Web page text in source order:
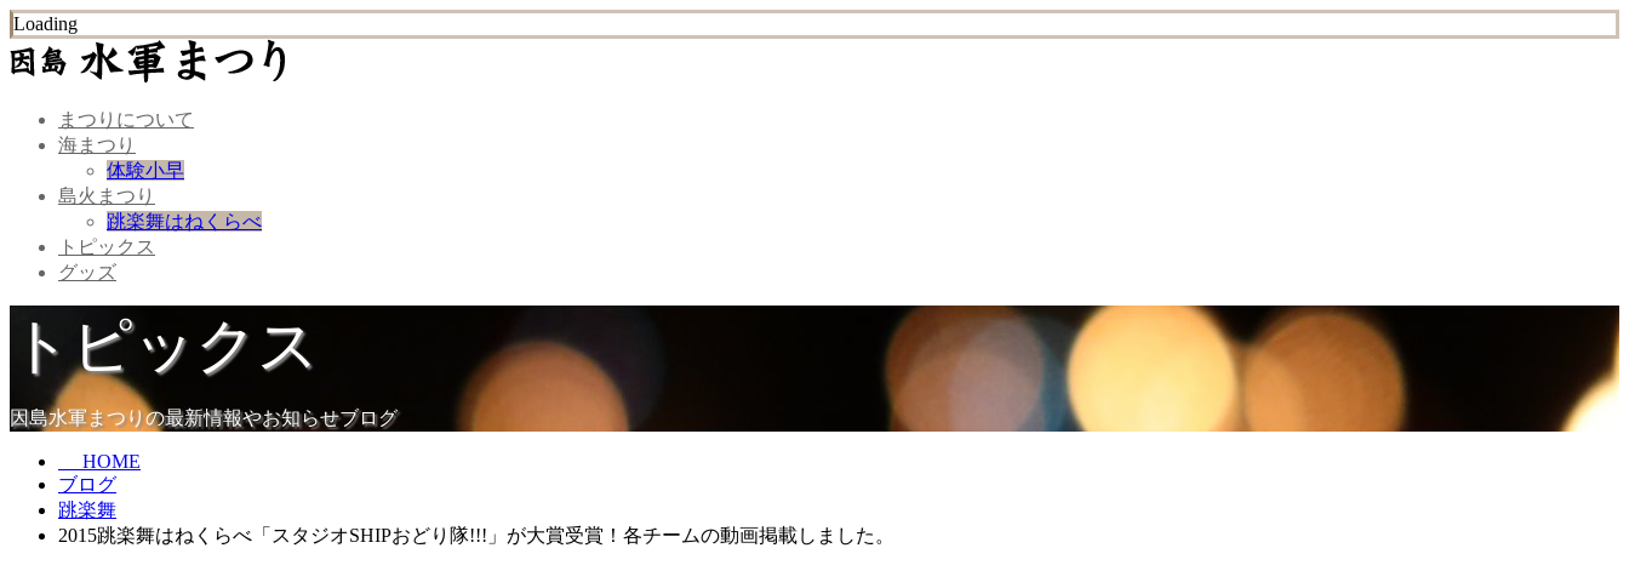
Loading
まつりについて
海まつり
体験小早
島火まつり
跳楽舞はねくらべ
トピックス
グッズ
トピックス
因島水軍まつりの最新情報やお知らせブログ
HOME
ブログ
跳楽舞
2015跳楽舞はねくらべ「スタジオSHIPおどり隊!!!」が大賞受賞！各チームの動画掲載しました。